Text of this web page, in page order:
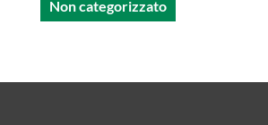
Non categorizzato